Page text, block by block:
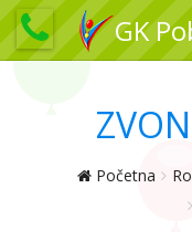
GK
Početna